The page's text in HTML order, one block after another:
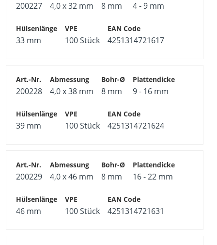
Bohrloch vorbohren
Den Dübel spannen bis dieser festsitzt
Einsatzbereiche
Kalziumsilikatplatten
Anwendungen im Innenbereich, z. B. Bilder, Regale,
200227 4,0 x 32 mm 8 mm 4 - 9 mm
33 mm 100 Stück 4251314721617
200228 4,0 x 38 mm 8 mm 9 - 16 mm
39 mm 100 Stück 4251314721624
200229 4,0 x 46 mm 8 mm 16 - 22 mm
46 mm 100 Stück 4251314721631